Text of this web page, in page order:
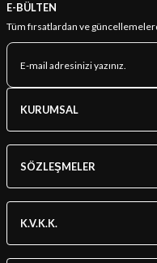
E-BÜLTEN
Tüm fırsatlardan ve
KURUMSAL
SÖZLEŞMELER
K.V.K.K.